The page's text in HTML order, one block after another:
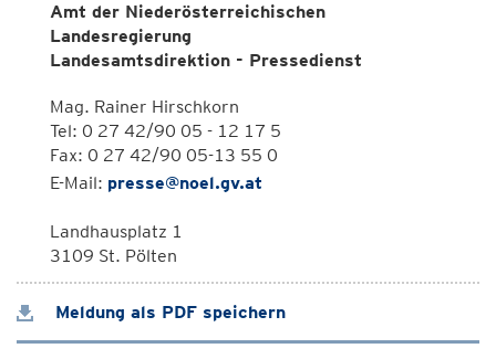
Amt der Niederösterreichischen
Landesregierung
Landesamtsdirektion - Pressedienst
Mag. Rainer Hirschkorn
Tel: 0 27 42/90 05 - 12 17 5
Fax: 0 27 42/90 05-13 55 0
E-Mail: presse@noel.gv.at
Landhausplatz 1
3109 St. Pölten
Meldung als PDF speichern